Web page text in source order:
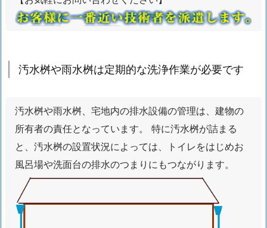
洗
浄
に
程
度
が
お
す
め
汚水桝や雨水桝は定期的な洗浄作業が必要です
汚水桝や雨水桝、宅地内の排水設備の管理は、建物の
所有者の責任となっています。 特に汚水桝が詰まる
と、汚水桝の設置状況によっては、トイレをはじめお
風呂場や洗面台の排水のつまりにもつながります。